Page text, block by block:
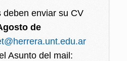
deben enviar su CV
de
Asunto del mail: